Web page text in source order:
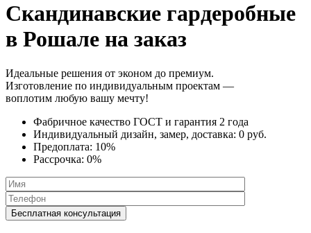
Скандинавские гардеробные
в Рошале на заказ
Идеальные решения от эконом до премиум.
Изготовление по индивидуальным проектам —
воплотим любую вашу мечту!
Фабричное качество ГОСТ и гарантия 2 года
Индивидуальный дизайн, замер, доставка: 0 руб.
Предоплата: 10%
Рассрочка: 0%